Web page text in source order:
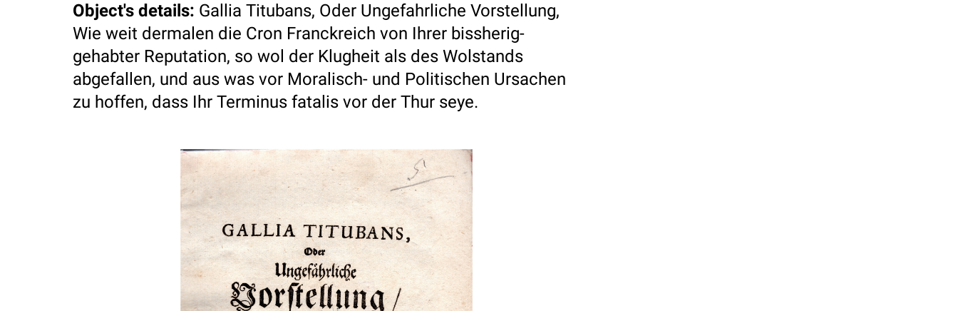
Object's details: Gallia Titubans, Oder Ungefahrliche Vorstellung,
Wie weit dermalen die Cron Franckreich von Ihrer bissherig-
gehabter Reputation, so wol der Klugheit als des Wolstands
abgefallen, und aus was vor Moralisch- und Politischen Ursachen
zu hoffen, dass Ihr Terminus fatalis vor der Thur seye.